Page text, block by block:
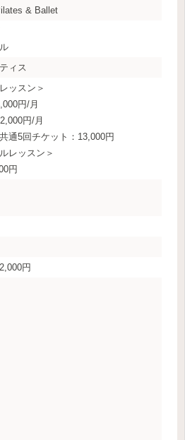
& Ballet
ィス
ッスン＞
円/月
円/月
通5回チケット：13,000円
レッスン＞
円
円